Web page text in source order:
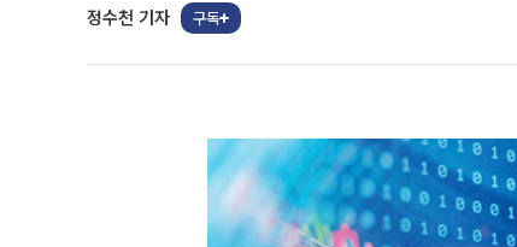
정수천 기자 구독